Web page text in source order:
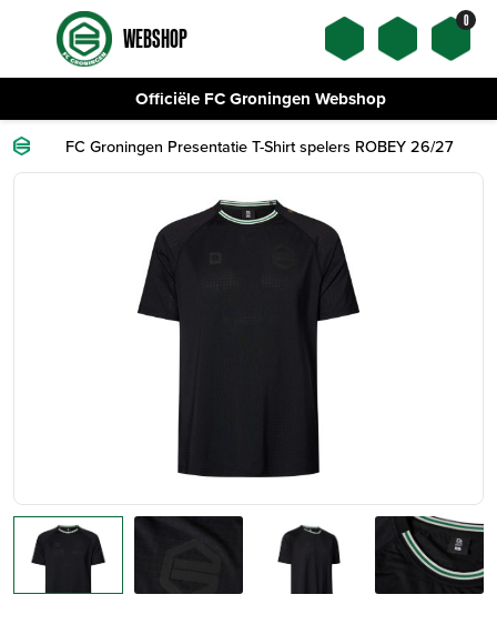
WEBSHOP
0
Officiële FC Groningen Webshop
FC Groningen Presentatie T-Shirt spelers ROBEY 26/27